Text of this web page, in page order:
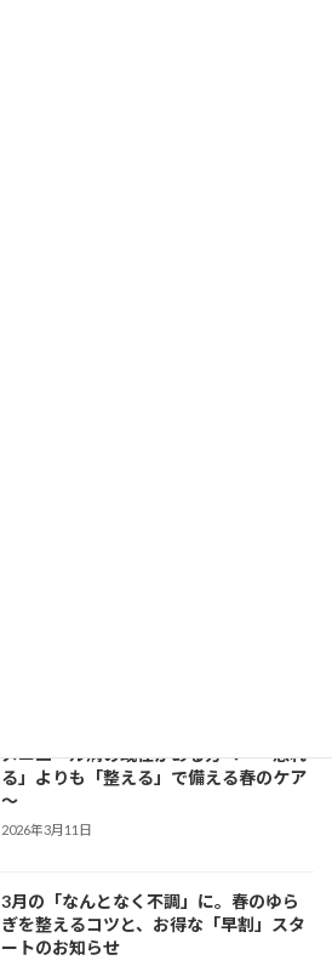
メニエール病の既往がある方へ～「恐れ
る」よりも「整える」で備える春のケア
～
2026年3月11日
3月の「なんとなく不調」に。春のゆら
ぎを整えるコツと、お得な「早割」スタ
ートのお知らせ